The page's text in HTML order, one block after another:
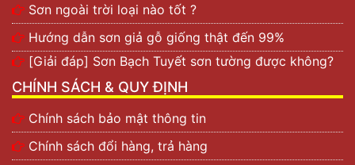
Sơn ngoài trời loại nào tốt ?
Hướng dẫn sơn giả gỗ giống thật đến 99%
[Giải đáp] Sơn Bạch Tuyết sơn tường được không?
CHÍNH SÁCH & QUY ĐỊNH
Chính sách bảo mật thông tin
Chính sách đổi hàng, trả hàng